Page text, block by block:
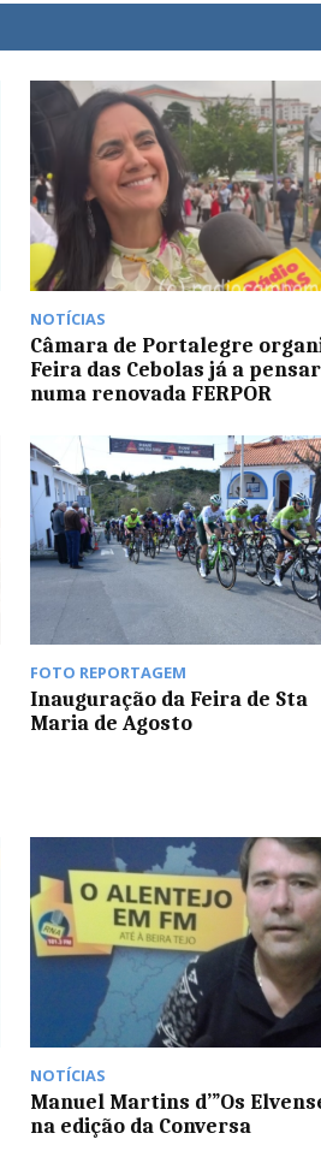
NOTÍCIAS
Câmara de Portalegre
Feira das Cebolas já a pensar
numa renovada FERPOR
FOTO REPORTAGEM
Inauguração da Feira de Sta
Maria de Agosto
NOTÍCIAS
Manuel Martins d’”Os
na edição da Conversa